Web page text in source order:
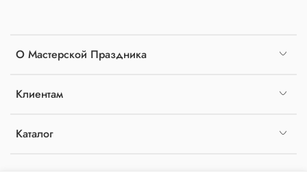
О Мастерской Праздника
Клиентам
Каталог